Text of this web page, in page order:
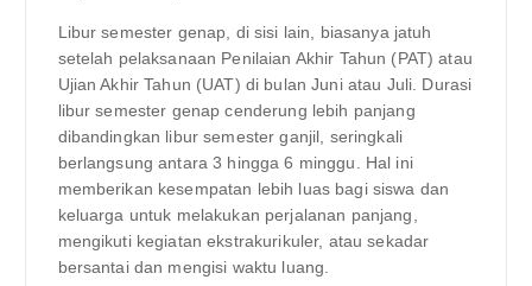
Libur semester genap, di sisi lain, biasanya jatuh
setelah pelaksanaan Penilaian Akhir Tahun (PAT) atau
Ujian Akhir Tahun (UAT) di bulan Juni atau Juli. Durasi
libur semester genap cenderung lebih panjang
dibandingkan libur semester ganjil, seringkali
berlangsung antara 3 hingga 6 minggu. Hal ini
memberikan kesempatan lebih luas bagi siswa dan
keluarga untuk melakukan perjalanan panjang,
mengikuti kegiatan ekstrakurikuler, atau sekadar
bersantai dan mengisi waktu luang.